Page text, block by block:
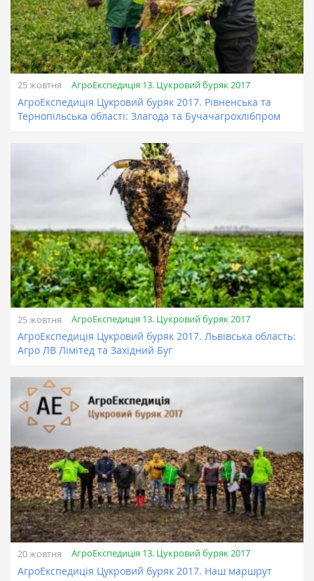
25 жовтня АгроЕкспедиція 13. Цукровий буряк 2017
АгроЕкспедиція Цукровий буряк 2017. Рівненська та
Тернопільська області: Злагода та Бучачагрохлібпром
25 жовтня АгроЕкспедиція 13. Цукровий буряк 2017
АгроЕкспедиція Цукровий буряк 2017. Львівська область:
Агро ЛВ Лімітед та Західний Буг
20 жовтня АгроЕкспедиція 13. Цукровий буряк 2017
АгроЕкспедиція Цукровий буряк 2017. Наш маршрут